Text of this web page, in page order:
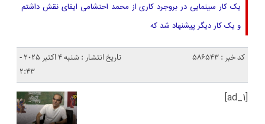
یک کار سینمایی در بروجرد کاری از محمد احتشامی ایفای نقش داشتم
و یک کار دیگر پیشنهاد شد که
کد خبر : 586543
تاریخ انتشار : شنبه 4 اکتبر 2025 -
2:43
[ad_1]